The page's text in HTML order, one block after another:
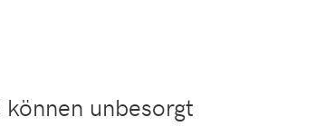
unbesorgt